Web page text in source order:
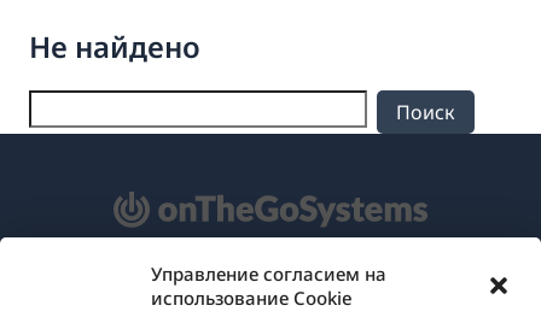
Управление согласием на
использование Cookie
Не найдено
О WPML